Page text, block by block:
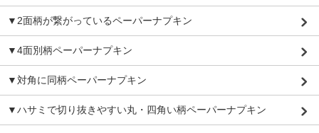
▼2面柄が繋がっているペーパーナプキン
▼4面別柄ペーパーナプキン
▼対角に同柄ペーパーナプキン
▼ハサミで切り抜きやすい丸・四角い柄ペーパーナプキン